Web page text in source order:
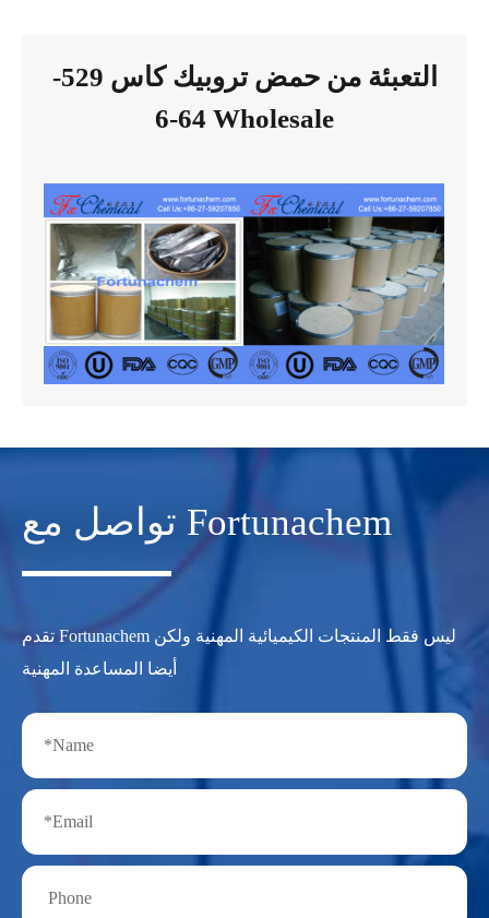
التعبئة من حمض تروبيك كاس 529-
64-6 Wholesale
تواصل مع Fortunachem
تقدم Fortunachem ليس فقط المنتجات الكيميائية المهنية ولكن
أيضا المساعدة المهنية